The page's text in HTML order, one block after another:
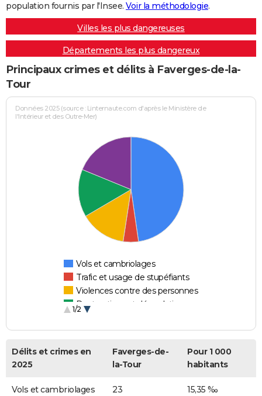
population fournis par l'Insee. Voir la méthodologie.
Villes les plus dangereuses
Départements les plus dangereux
Principaux crimes et délits à Faverges-de-la-
Tour
Données 2025 (source : Linternaute.com d'après le Ministère de
l'Intérieur et des Outre-Mer)
Vols et cambriolages
Trafic et usage de stupéfiants
Violences contre des personnes
Destructions et dégradations
1/2
Délits et crimes en
2025
Faverges-de-
la-Tour
Pour 1 000
habitants
Vols et cambriolages 23 15,35 ‰